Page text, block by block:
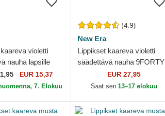
violetti
nauha lapsille
The League Los
NBA New...
EUR 15,37
7. Elokuu
(4.9)
New Era
Lippikset kaareva violetti
säädettävä nauha 9FORTY
The League Los Angeles
Lakers NBA New Era
EUR 27,95
Saat sen 13–17 elokuu